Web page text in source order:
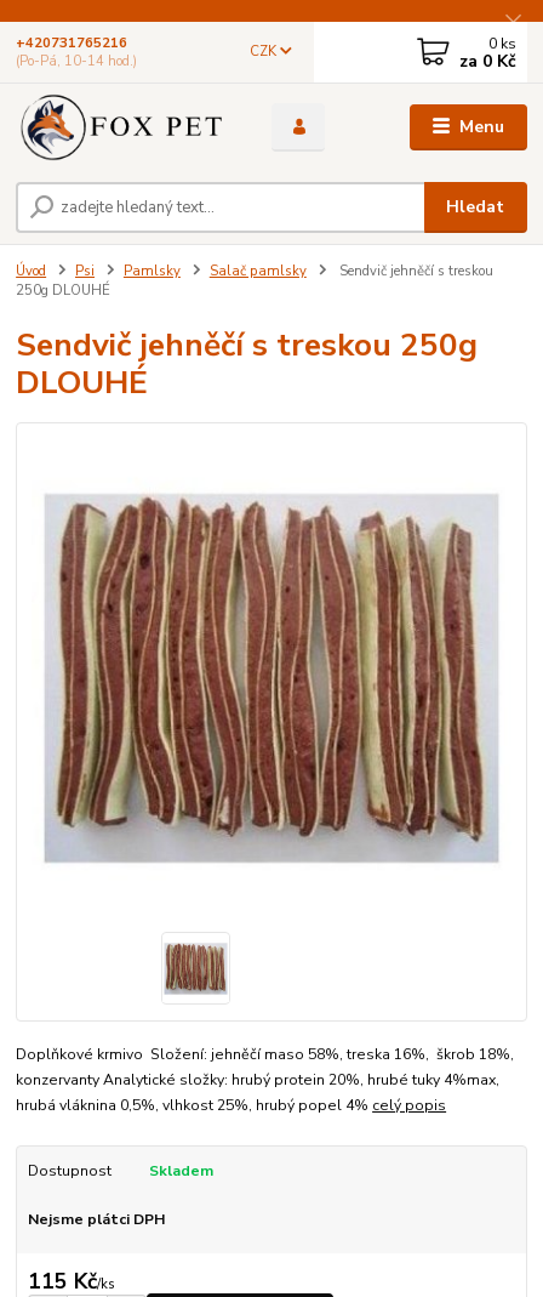
Menu
CZK
Hledat
+420731765216
(Po-Pá, 10-14 hod.)
0 ks
za 0 Kč
Úvod Psi Pamlsky Salač pamlsky
Sendvič jehněčí s treskou
250g DLOUHÉ
Sendvič jehněčí s treskou 250g
DLOUHÉ
Doplňkové krmivo Složení: jehněčí maso 58%, treska 16%, škrob 18%,
konzervanty Analytické složky: hrubý protein 20%, hrubé tuky 4%max,
hrubá vláknina 0,5%, vlhkost 25%, hrubý popel 4% celý popis
Dostupnost Skladem
Nejsme plátci DPH
115 Kč/ks